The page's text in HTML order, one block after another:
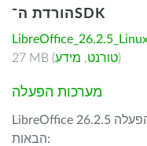
הורדת ה־SDK
27 MB (
טורנט, מידע )
מערכות הפעלה
LibreOffice 26.2.5 זמין עבור הארכיטקטורות/מערכות ההפעלה
הבאות: